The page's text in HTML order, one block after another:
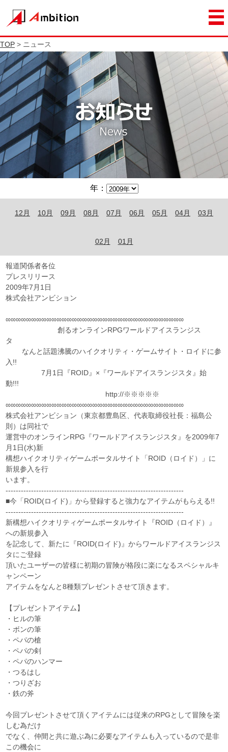
TOP > ニュース
年：
12月 10月 09月 08月 07月 06月 05月 04月 03月
02月 01月
報道関係者各位
プレスリリース
2009年7月1日
株式会社アンビション
∞∞∞∞∞∞∞∞∞∞∞∞∞∞∞∞∞∞∞∞∞∞∞∞∞∞∞∞∞∞∞∞∞∞∞
創るオンラインRPGワールドアイスランジス
タ
なんと話題沸騰のハイクオリティ・ゲームサイト・ロイドに参
入!!
7月1日『ROID』×『ワールドアイスランジスタ』始
動!!!
http://※※※※※
∞∞∞∞∞∞∞∞∞∞∞∞∞∞∞∞∞∞∞∞∞∞∞∞∞∞∞∞∞∞∞∞∞∞∞
株式会社アンビション（東京都豊島区、代表取締役社長：福島公
則）は同社で
運営中のオンラインRPG『ワールドアイスランジスタ』を2009年7
月1日(水)新
構想ハイクオリティゲームポータルサイト「ROID（ロイド）」に
新規参入を行
います。
----------------------------------------------------------------------
■今「ROID(ロイド)」から登録すると強力なアイテムがもらえる!!
----------------------------------------------------------------------
新構想ハイクオリティゲームポータルサイト『ROID（ロイド）』
への新規参入
を記念して、新たに『ROID(ロイド)』からワールドアイスランジス
タにご登録
頂いたユーザーの皆様に初期の冒険が格段に楽になるスペシャルキ
ャンペーン
アイテムをなんと8種類プレゼントさせて頂きます。
【プレゼントアイテム】
・ヒルの筆
・ボンの筆
・ペパの槍
・ペパの剣
・ペパのハンマー
・つるはし
・つりざお
・鉄の斧
今回プレゼントさせて頂くアイテムには従来のRPGとして冒険を楽
しむ為だけ
でなく、仲間と共に遊ぶ為に必要なアイテムも入っているので是非
この機会に